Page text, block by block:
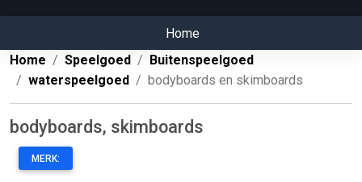
Home
Home
Speelgoed
Buitenspeelgoed
waterspeelgoed
bodyboards en skimboards
bodyboards, skimboards
MERK: